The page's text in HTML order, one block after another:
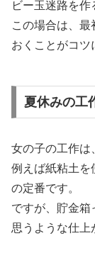
ビー玉迷路を作
この場合は、
おくことがコツ
夏休みの工
女の子の工作は
例えば紙粘土を
の定番です。
ですが、貯金箱
思うような仕上